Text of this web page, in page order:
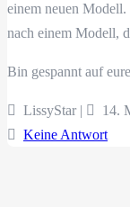
einem neuen
nach einem Modell,
Bin gespannt auf
LissyStar | 14.
Keine Antwort